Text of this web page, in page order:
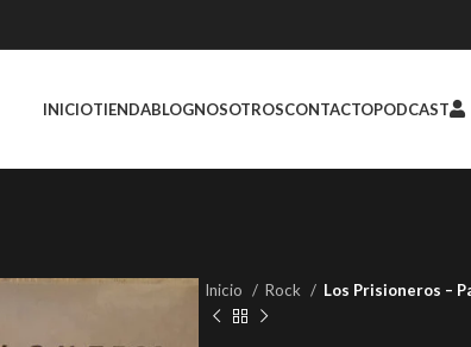
INICIOTIENDABLOGNOSOTROSCONTACTOPODCAST
Inicio Rock Los Prisioneros ‎–